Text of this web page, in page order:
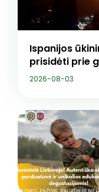
Ispanijos
prisidėti prie
2026-08-03